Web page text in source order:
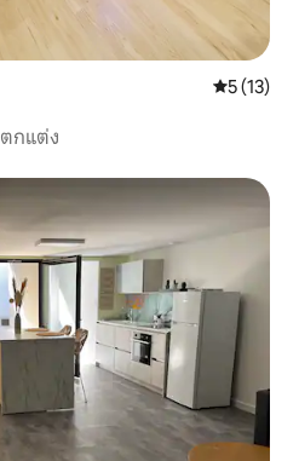
คะแนนเฉลี่
5 (13)
ตกแต่ง